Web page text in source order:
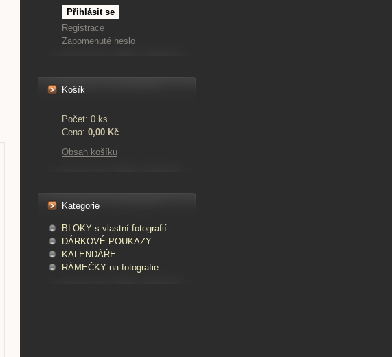
Registrace
Zapomenuté heslo
Košík
Počet: 0 ks
Cena: 0,00 Kč
Obsah košíku
Kategorie
BLOKY s vlastní fotografií
DÁRKOVÉ POUKAZY
KALENDÁŘE
RÁMEČKY na fotografie